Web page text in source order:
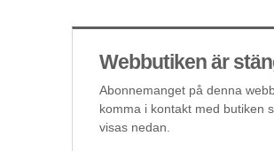
Webbutiken är
Abonnemanget på denna
komma i kontakt med butiken
visas nedan.